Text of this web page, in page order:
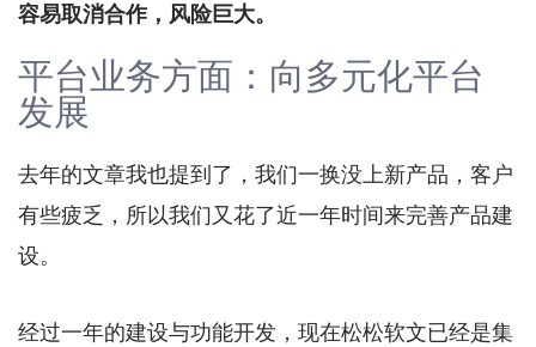
容易取消合作，风险巨大。
平台业务方面：向多元化平台
发展
去年的文章我也提到了，我们一换没上新产品，客户
有些疲乏，所以我们又花了近一年时间来完善产品建
设。
经过一年的建设与功能开发，现在松松软文已经是集